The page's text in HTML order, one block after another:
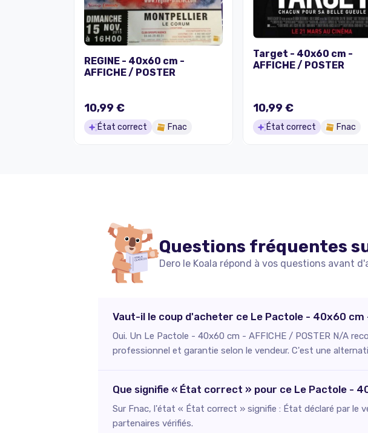
REGINE - 40x60 cm -
AFFICHE / POSTER
10,99 €
État correct Fnac
Target - 40x60 cm -
AFFICHE / POSTER
10,99 €
État correct Fnac
Questions fréquentes
Dero le Koala répond à vos questions avant
Vaut-il le coup d'acheter ce Le Pactole - 40x60 cm
Oui. Un Le Pactole - 40x60 cm - AFFICHE / POSTER N/A
professionnel et garantie selon le vendeur. C'est une
Que signifie « État correct » pour ce Le Pactole -
Sur Fnac, l'état « État correct » signifie : État déclaré par le
partenaires vérifiés.